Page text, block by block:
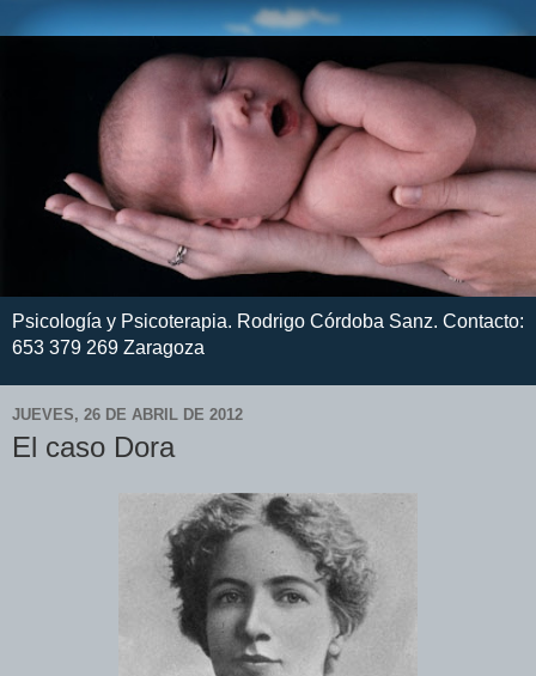
Psicología y Psicoterapia. Rodrigo Córdoba Sanz. Contacto:
653 379 269 Zaragoza
JUEVES, 26 DE ABRIL DE 2012
El caso Dora